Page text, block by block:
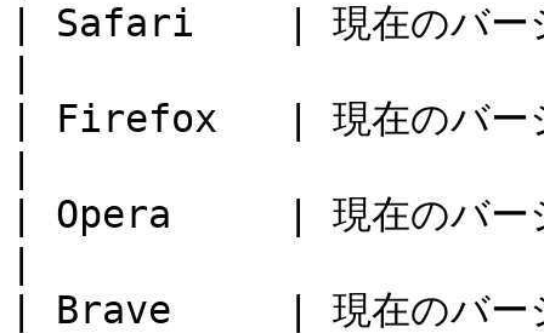
| Safari    | 現在のバー
| Firefox   | 現在のバー
| Opera     | 現在のバー
| Brave     | 現在のバー